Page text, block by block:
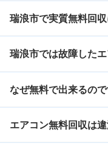
瑞浪市で実質無料回
瑞浪市では故障した
なぜ無料で出来るの
エアコン無料回収は